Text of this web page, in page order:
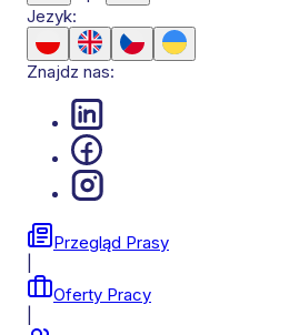
Jezyk:
Znajdz nas:
Przegląd Prasy
Oferty Pracy